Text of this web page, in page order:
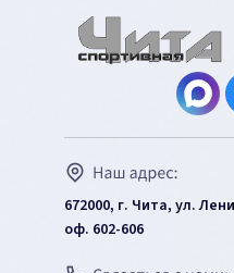
672000, г. Чита, ул.
оф. 602-606